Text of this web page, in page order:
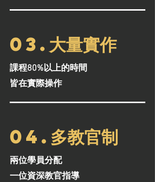
03.大量實作
課程80%以上的時間
皆在實際操作
04.多教官制
兩位學員分配
一位資深教官指導